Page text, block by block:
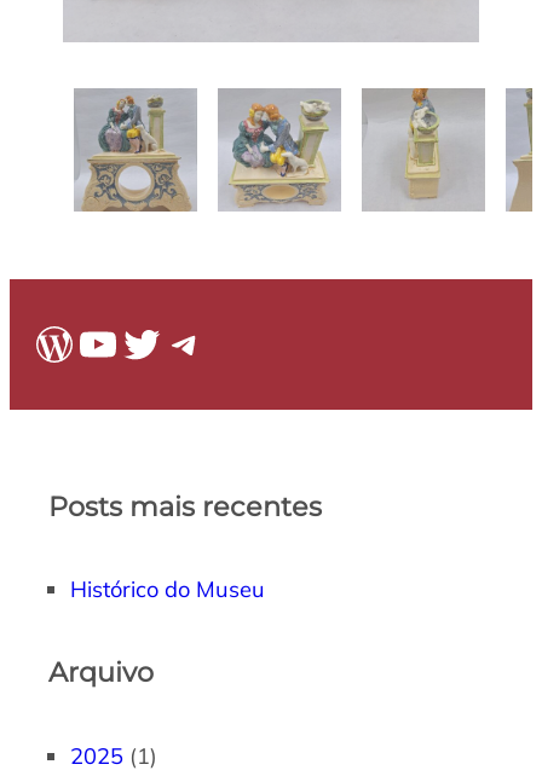
WordPress
Youtube
Twitter
Telegram
Posts mais recentes
Histórico do Museu
Arquivo
2025 (1)